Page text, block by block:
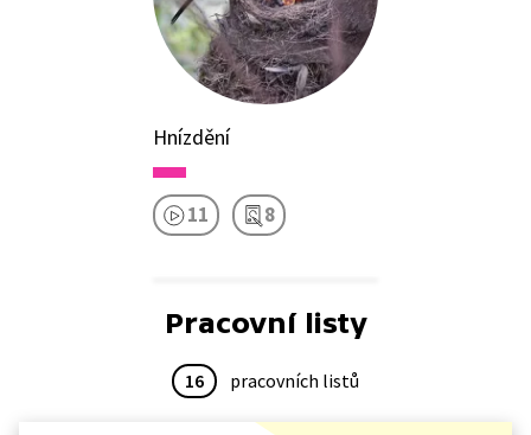
Hnízdění
11 8
Pracovní listy
16 pracovních listů